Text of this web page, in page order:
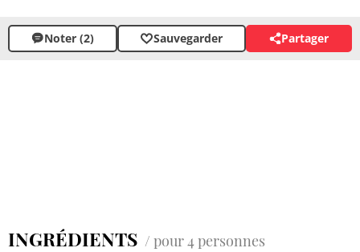
Noter (2) Sauvegarder Partager
INGRÉDIENTS / pour 4 personnes